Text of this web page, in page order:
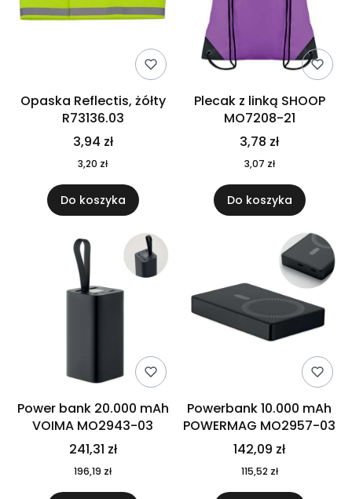
Opaska Reflectis, żółty
R73136.03
3,94 zł
3,20 zł
Do koszyka
Plecak z linką SHOOP
MO7208-21
3,78 zł
3,07 zł
Do koszyka
Power bank 20.000 mAh
VOIMA MO2943-03
241,31 zł
196,19 zł
Powerbank 10.000 mAh
POWERMAG MO2957-03
142,09 zł
115,52 zł